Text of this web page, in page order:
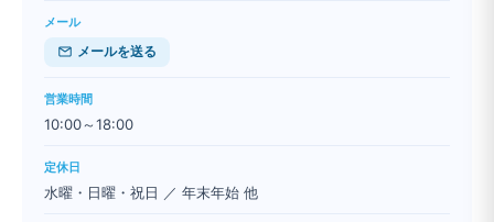
メール
メールを送る
営業時間
10:00～18:00
定休日
水曜・日曜・祝日 ／ 年末年始 他